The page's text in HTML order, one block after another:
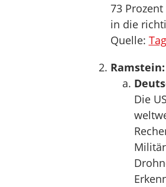
73
in die
Quelle:
Die